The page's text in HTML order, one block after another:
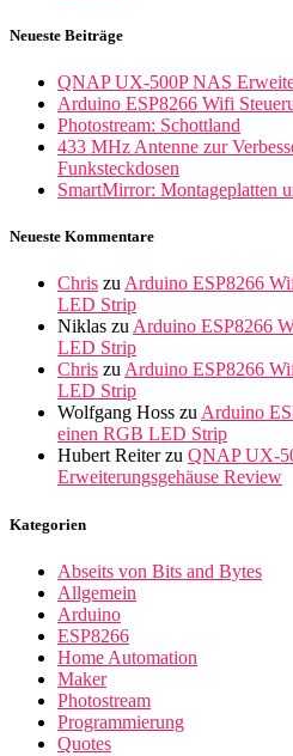
Neueste Beiträge
QNAP UX-500P NAS
Arduino ESP8266 Wifi
Photostream: Schottland
433 MHz Antenne zur
Funksteckdosen
SmartMirror: Montageplatten
Neueste Kommentare
Chris zuArduino ESP8266
LED Strip
Niklas zuArduino ESP8266
LED Strip
Chris zuArduino ESP8266
LED Strip
Wolfgang Hoss zuArduino
einen RGB LED Strip
Hubert Reiterzu QNAP UX-
Erweiterungsgehäuse Review
Kategorien
Abseits von Bits and Bytes
Allgemein
Arduino
ESP8266
Home Automation
Maker
Photostream
Programmierung
Quotes